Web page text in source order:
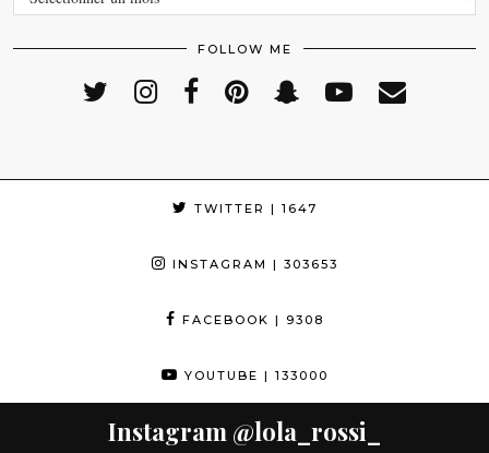
FOLLOW ME
TWITTER | 1647
INSTAGRAM | 303653
FACEBOOK | 9308
YOUTUBE | 133000
Instagram @lola_rossi_